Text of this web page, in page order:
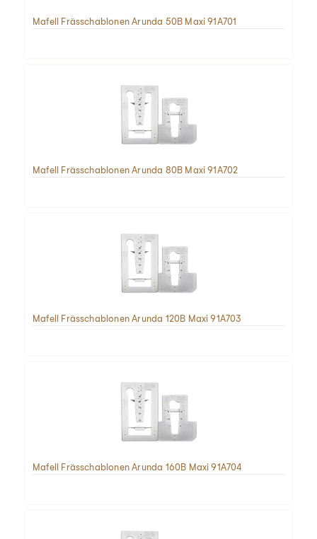
Mafell Frässchablonen Arunda 50B Maxi 91A701
Mafell Frässchablonen Arunda 80B Maxi 91A702
Mafell Frässchablonen Arunda 120B Maxi 91A703
Mafell Frässchablonen Arunda 160B Maxi 91A704